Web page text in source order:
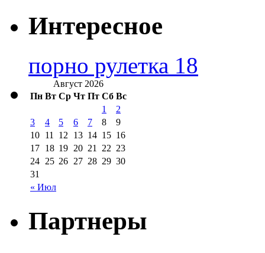
Интересное
порно рулетка 18
Август 2026
Пн Вт Ср Чт Пт Сб Вс
« Июл
1
2
3
4 5 6 7 8
9
10 11 12 13 14 15 16
17 18 19 20 21 22 23
24 25 26 27 28 29 30
31
Партнеры